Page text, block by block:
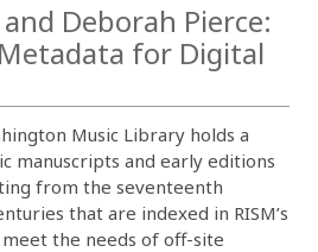
Deborah Pierce:
for Digital
Music Library holds a
manuscripts and early editions
from the seventeenth
that are indexed in RISM’s
the needs of off-site